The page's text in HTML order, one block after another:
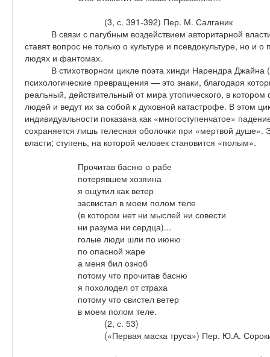
(3, с. 391-392) Пер. М. Салганик
В связи с пагубным воздействием авторитарной
ставят вопрос не только о культуре и псевдокультуре, но
людях и фантомах.
В стихотворном цикле поэта хинди Нарендра
психологические превращения — это знаки, благодаря
реальный, действительный от мира утопического, в
людей и ведут их за собой к духовной катастрофе. В этом
индивидуальности показана как «многоступенчатое»
сохраняется лишь телесная оболочки при «мертвой душе».
власти; ступень, на которой человек становится «полым».
Прочитав басню о рабе
потерявшем хозяина
я ощутил как ветер
засвистал в моем полом теле
(в котором нет ни мыслей ни совести
ни разума ни сердца)...
голые люди шли по июню
по опасной жаре
а меня бил озноб
потому что прочитав басню
я похолодел от страха
потому что свистел ветер
в моем полом теле.
(2, с. 53)
(«Первая маска труса») Пер. Ю.А.